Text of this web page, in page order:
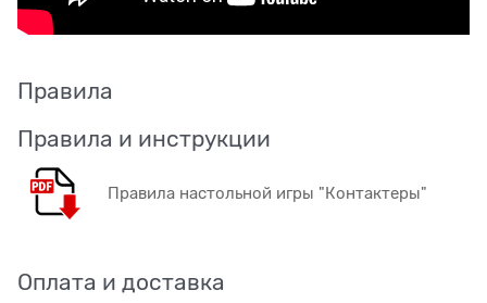
Правила
Правила и инструкции
Правила настольной игры "Контактеры"
Оплата и доставка